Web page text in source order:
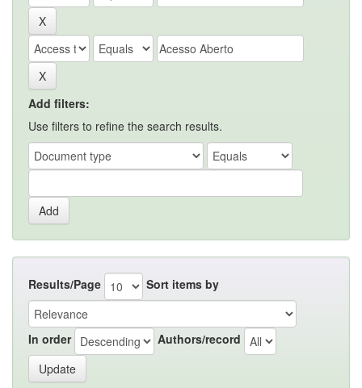
Add filters:
Use filters to refine the search results.
Results/Page Sort items by
In order Authors/record